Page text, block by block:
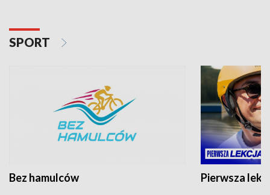
SPORT
Bez hamulców Pierwsza